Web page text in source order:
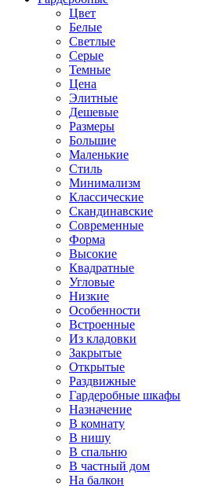
Цвет
Белые
Светлые
Серые
Темные
Цена
Элитные
Дешевые
Размеры
Большие
Маленькие
Стиль
Минимализм
Классические
Скандинавские
Современные
Форма
Высокие
Квадратные
Угловые
Низкие
Особенности
Встроенные
Из кладовки
Закрытые
Открытые
Раздвижные
Гардеробные шкафы
Назначение
В комнату
В нишу
В спальню
В частный дом
На балкон